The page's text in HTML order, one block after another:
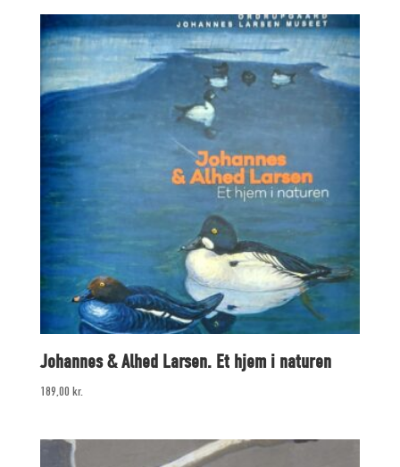
Johannes & Alhed Larsen. Et hjem i naturen
189,00 kr.